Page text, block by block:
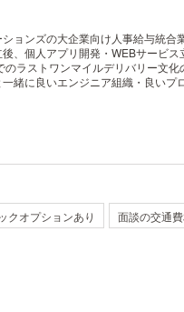
ョンズの大企業向け人事給与統合
、個人アプリ開発・WEBサービス
ラストワンマイルデリバリー文
緒に良いエンジニア組織・良いプ
クオプションあり 面談の交通